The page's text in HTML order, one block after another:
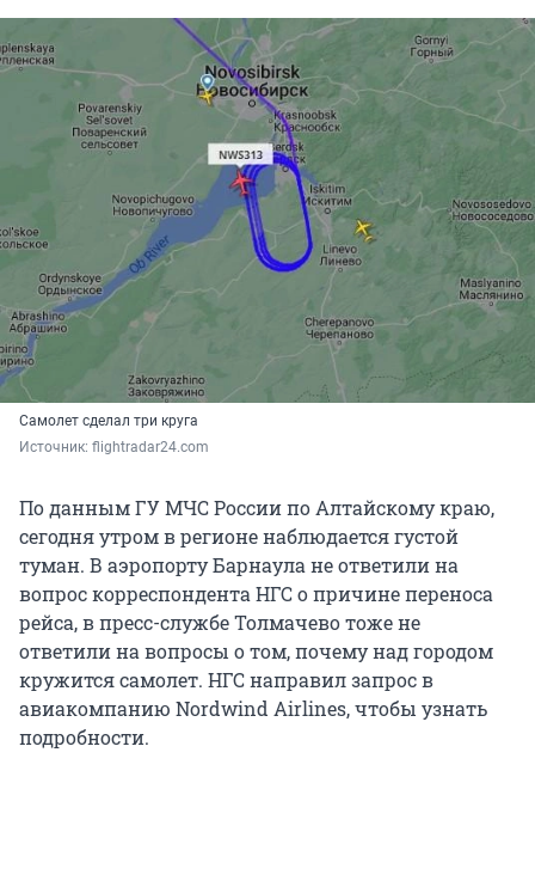
Самолет сделал три круга
Источник: flightradar24.com
По данным ГУ МЧС России по Алтайскому краю,
сегодня утром в регионе наблюдается густой
туман. В аэропорту Барнаула не ответили на
вопрос корреспондента НГС о причине переноса
рейса, в пресс-службе Толмачево тоже не
ответили на вопросы о том, почему над городом
кружится самолет. НГС направил запрос в
авиакомпанию Nordwind Airlines, чтобы узнать
подробности.